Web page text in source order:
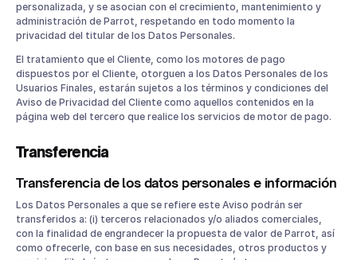
personalizada, y se asocian con el crecimiento, mantenimiento y
administración de Parrot, respetando en todo momento la
privacidad del titular de los Datos Personales.
El tratamiento que el Cliente, como los motores de pago
dispuestos por el Cliente, otorguen a los Datos Personales de los
Usuarios Finales, estarán sujetos a los términos y condiciones del
Aviso de Privacidad del Cliente como aquellos contenidos en la
página web del tercero que realice los servicios de motor de pago.
Transferencia
Transferencia de los datos personales e información
Los Datos Personales a que se refiere este Aviso podrán ser
transferidos a: (i) terceros relacionados y/o aliados comerciales,
con la finalidad de engrandecer la propuesta de valor de Parrot, así
como ofrecerle, con base en sus necesidades, otros productos y